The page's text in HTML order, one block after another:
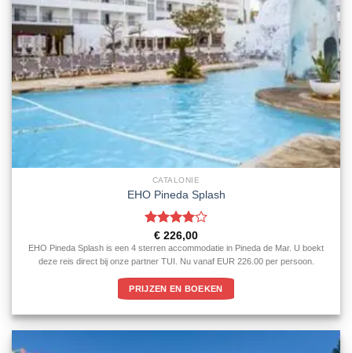
CATALONIE
EHO Pineda Splash
Gewaardeerd
4uit 5
€ 226,00
EHO Pineda Splash is een 4 sterren accommodatie in Pineda de Mar. U boekt
deze reis direct bij onze partner TUI. Nu vanaf EUR 226.00 per persoon.
PRIJZEN EN BOEKEN